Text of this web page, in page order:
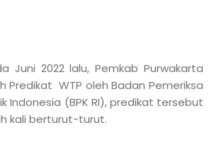
Juni 2022 lalu, Pemkab Purwakarta
Predikat WTP oleh Badan Pemeriksa
Indonesia (BPK RI), predikat tersebut
kali berturut-turut.